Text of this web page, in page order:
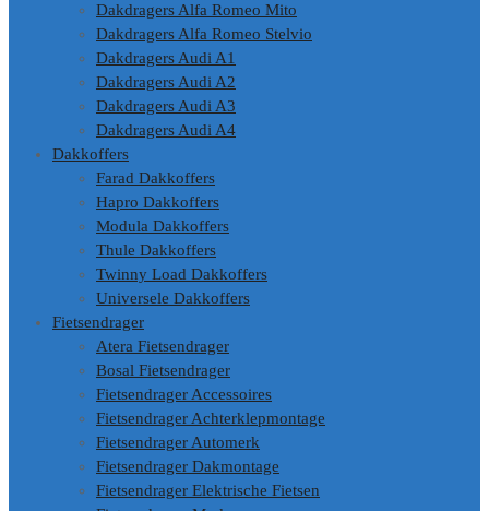
Dakdragers Alfa Romeo Mito
Dakdragers Alfa Romeo Stelvio
Dakdragers Audi A1
Dakdragers Audi A2
Dakdragers Audi A3
Dakdragers Audi A4
Dakkoffers
Farad Dakkoffers
Hapro Dakkoffers
Modula Dakkoffers
Thule Dakkoffers
Twinny Load Dakkoffers
Universele Dakkoffers
Fietsendrager
Atera Fietsendrager
Bosal Fietsendrager
Fietsendrager Accessoires
Fietsendrager Achterklepmontage
Fietsendrager Automerk
Fietsendrager Dakmontage
Fietsendrager Elektrische Fietsen